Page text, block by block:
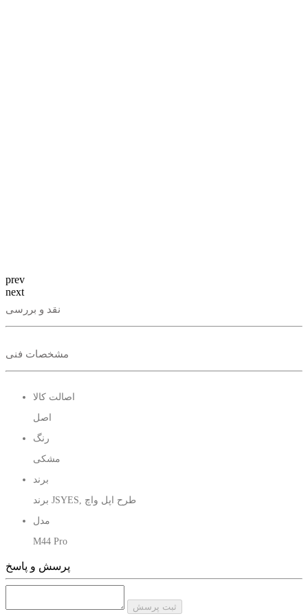
prev
next
نقد و بررسی
مشخصات فنی
اصالت کالا
اصل
رنگ
مشکی
برند
برند JSYES, طرح اپل واچ
مدل
M44 Pro
وزن
پرسش و پاسخ
ثبت پرسش